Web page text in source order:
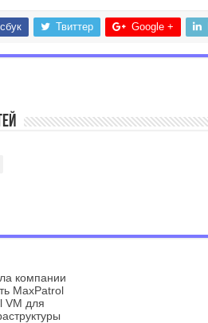
Твиттер Google +
компании
MaxPatrol
VM для